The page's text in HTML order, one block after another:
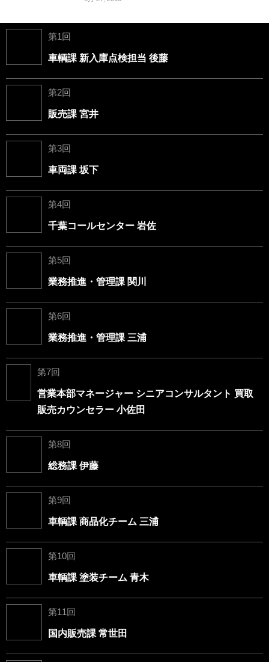
第1回
車輌課 新入庫点検担当 後藤
第2回
販売課 宮井
第3回
車両課 坂下
第4回
千葉コールセンター 岩佐
第5回
業務推進・管理課 関川
第6回
業務推進・管理課 三浦
第7回
営業本部マネージャー シニアコンサルタント 買取
販売カウンセラー 小佐田
第8回
総務課 伊藤
第9回
車輌課 商品化チーム 三浦
第10回
車輌課 塗装チーム 青木
第11回
国内販売課 常世田